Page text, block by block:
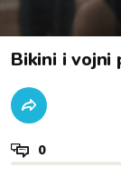
Bikini i vojni
0